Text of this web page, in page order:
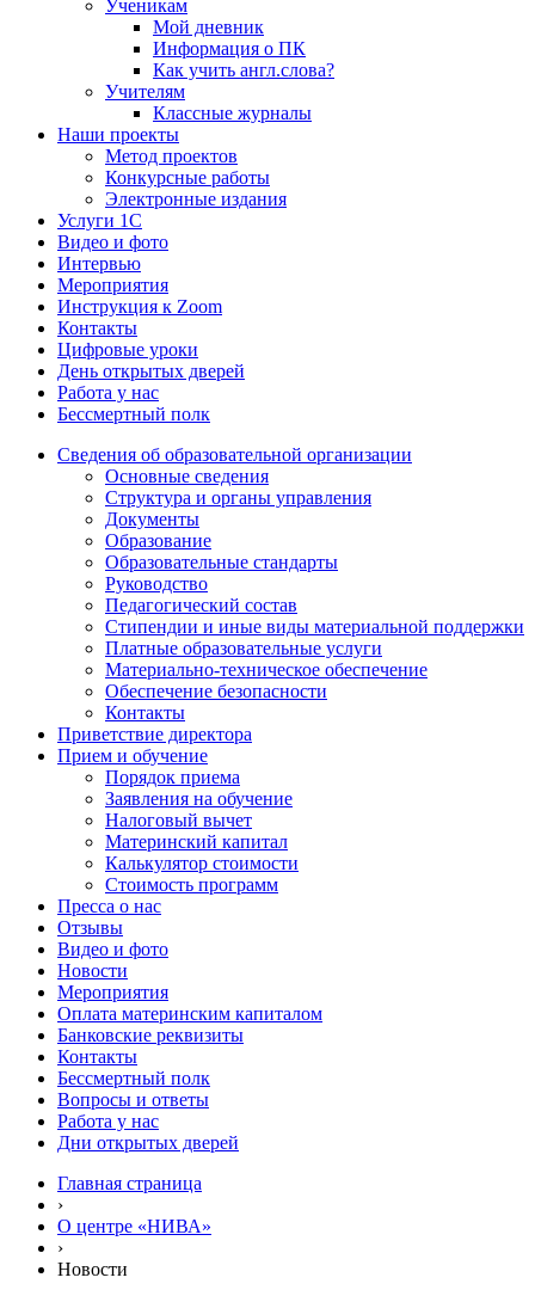
Ученикам
Мой дневник
Информация о ПК
Как учить англ.слова?
Учителям
Классные журналы
Наши проекты
Метод проектов
Конкурсные работы
Электронные издания
Услуги 1C
Видео и фото
Интервью
Мероприятия
Инструкция к Zoom
Контакты
Цифровые уроки
День открытых дверей
Работа у нас
Бессмертный полк
Сведения об образовательной организации
Основные сведения
Структура и органы управления
Документы
Образование
Образовательные стандарты
Руководство
Педагогический состав
Стипендии и иные виды материальной поддержки
Платные образовательные услуги
Материально-техническое обеспечение
Обеспечение безопасности
Контакты
Приветствие директора
Прием и обучение
Порядок приема
Заявления на обучение
Налоговый вычет
Материнский капитал
Калькулятор стоимости
Стоимость программ
Пресса о нас
Отзывы
Видео и фото
Новости
Мероприятия
Оплата материнским капиталом
Банковские реквизиты
Контакты
Бессмертный полк
Вопросы и ответы
Работа у нас
Дни открытых дверей
Главная страница
›
О центре «НИВА»
›
Новости